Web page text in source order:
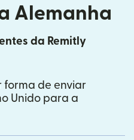
Alemanha
da Remitly
forma de enviar
Unido para a